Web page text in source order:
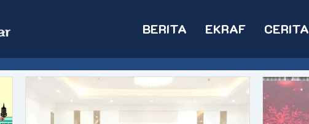
BERITA EKRAF CERITA